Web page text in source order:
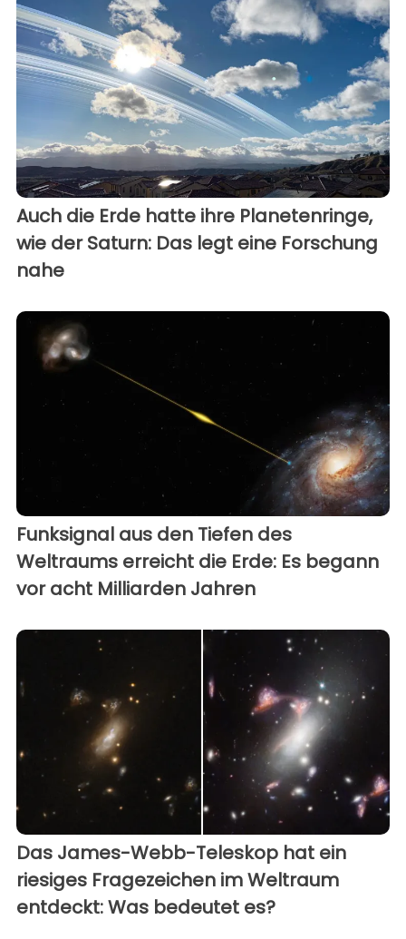
Auch die Erde hatte ihre Planetenringe,
wie der Saturn: Das legt eine Forschung
nahe
Funksignal aus den Tiefen des
Weltraums erreicht die Erde: Es begann
vor acht Milliarden Jahren
Das James-Webb-Teleskop hat ein
riesiges Fragezeichen im Weltraum
entdeckt: Was bedeutet es?